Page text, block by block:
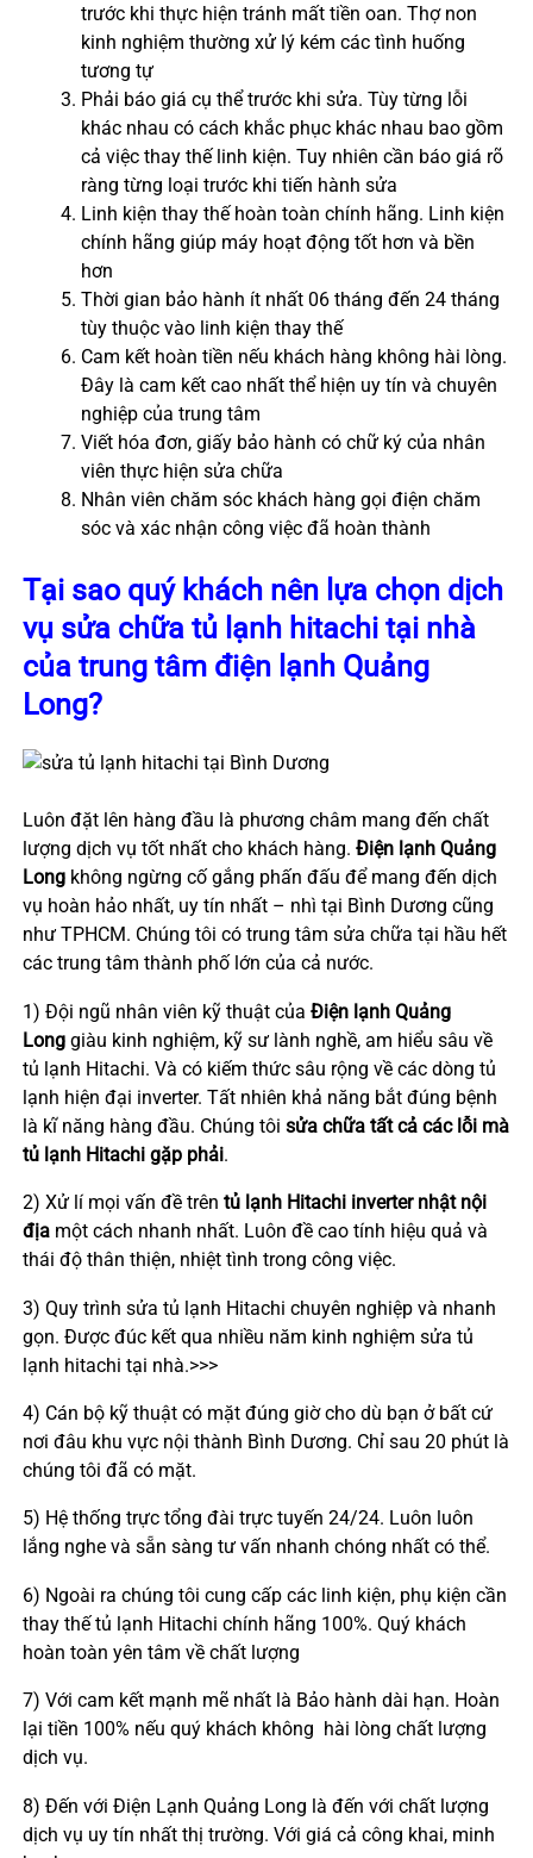
trước khi thực hiện tránh mất tiền oan. Thợ non
kinh nghiệm thường xử lý kém các tình huống
tương tự
Phải báo giá cụ thể trước khi sửa. Tùy từng lỗi
khác nhau có cách khắc phục khác nhau bao gồm
cả việc thay thế linh kiện. Tuy nhiên cần báo giá rõ
ràng từng loại trước khi tiến hành sửa
Linh kiện thay thế hoàn toàn chính hãng. Linh kiện
chính hãng giúp máy hoạt động tốt hơn và bền
hơn
Thời gian bảo hành ít nhất 06 tháng đến 24 tháng
tùy thuộc vào linh kiện thay thế
Cam kết hoàn tiền nếu khách hàng không hài lòng.
Đây là cam kết cao nhất thể hiện uy tín và chuyên
nghiệp của trung tâm
Viết hóa đơn, giấy bảo hành có chữ ký của nhân
viên thực hiện sửa chữa
Nhân viên chăm sóc khách hàng gọi điện chăm
sóc và xác nhận công việc đã hoàn thành
Tại sao quý khách nên lựa chọn dịch
vụ sửa chữa tủ lạnh hitachi tại nhà
của trung tâm điện lạnh Quảng
Long?
Luôn đặt lên hàng đầu là phương châm mang đến chất
lượng dịch vụ tốt nhất cho khách hàng. Điện lạnh Quảng
Longkhông ngừng cố gắng phấn đấu để mang đến dịch
vụ hoàn hảo nhất, uy tín nhất – nhì tại Bình Dương cũng
như TPHCM. Chúng tôi có trung tâm sửa chữa tại hầu hết
các trung tâm thành phố lớn của cả nước.
1) Đội ngũ nhân viên kỹ thuật của Điện lạnh Quảng
Longgiàu kinh nghiệm, kỹ sư lành nghề, am hiểu sâu về
tủ lạnh Hitachi. Và có kiếm thức sâu rộng về các dòng tủ
lạnh hiện đại inverter. Tất nhiên khả năng bắt đúng bệnh
là kĩ năng hàng đầu. Chúng tôi sửa chữa tất cả các lỗi mà
tủ lạnh Hitachi gặp phải.
2) Xử lí mọi vấn đề trên tủ lạnh Hitachi inverter nhật nội
địamột cách nhanh nhất. Luôn đề cao tính hiệu quả và
thái độ thân thiện, nhiệt tình trong công việc.
3) Quy trình sửa tủ lạnh Hitachi chuyên nghiệp và nhanh
gọn. Được đúc kết qua nhiều năm kinh nghiệm sửa tủ
lạnh hitachi tại nhà.>>>
4) Cán bộ kỹ thuật có mặt đúng giờ cho dù bạn ở bất cứ
nơi đâu khu vực nội thành Bình Dương. Chỉ sau 20 phút là
chúng tôi đã có mặt.
5) Hệ thống trực tổng đài trực tuyến 24/24. Luôn luôn
lắng nghe và sẵn sàng tư vấn nhanh chóng nhất có thể.
6) Ngoài ra chúng tôi cung cấp các linh kiện, phụ kiện cần
thay thế tủ lạnh Hitachi chính hãng 100%. Quý khách
hoàn toàn yên tâm về chất lượng
7) Với cam kết mạnh mẽ nhất là Bảo hành dài hạn. Hoàn
lại tiền 100% nếu quý khách không hài lòng chất lượng
dịch vụ.
8) Đến với Điện Lạnh Quảng Long là đến với chất lượng
dịch vụ uy tín nhất thị trường. Với giá cả công khai, minh